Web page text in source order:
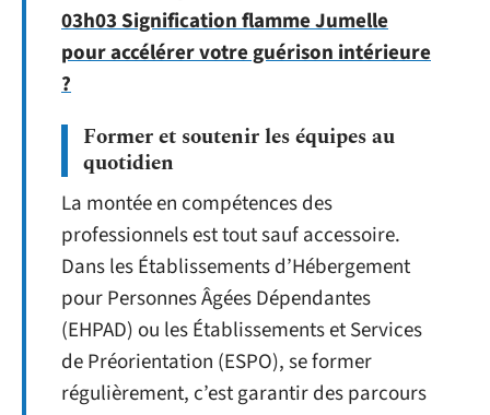
03h03 Signification flamme Jumelle
pour accélérer votre guérison intérieure
?
Former et soutenir les équipes au
quotidien
La montée en compétences des
professionnels est tout sauf accessoire.
Dans les Établissements d’Hébergement
pour Personnes Âgées Dépendantes
(EHPAD) ou les Établissements et Services
de Préorientation (ESPO), se former
régulièrement, c’est garantir des parcours